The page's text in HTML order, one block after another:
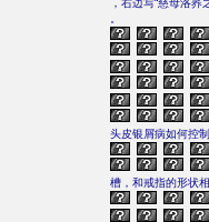
，右边写“慈母洛荞
头皮银屑病如何控制
槽，和戒指的形状